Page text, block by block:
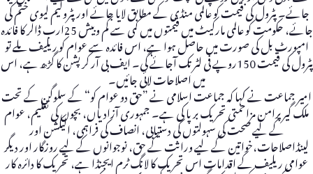
جائے۔ پٹرول کی قیمت کو عالمی منڈی کے مطابق لایا جائے اور پٹرولیم لیوی ختم کی
جائے، حکومت کو عالمی مارکیٹ میں قیمتوں میں کمی سے کم وبیش 25ارب ڈالر کا فائدہ
امپورٹ بل کی صورت میں حاصل ہوا ہے، اس فائدہ سے عوام کو ریلیف ملے تو
پٹرول کی قیمت 150روپے فی لٹر تک آجائے گی۔ ایف بی آر کرپشن کا گڑھ ہے، اس
میں اصلاحات لائی جائیں۔
امیر جماعت نے کہا کہ جماعت اسلامی نے ”حق دو عوام کو“ کے سلوگن کے تحت
ملک گیر پرامن مزاحمتی تحریک برپا کی ہے۔ جمہوری آزادیاں، بچوں کی تعلیم، عوام
کے لیے صحت کی سہولتوں کی دستیابی، انصاف کی فراہمی، الیکشن اور
لینڈاصلاحات،خواتین کے لیے وراثت کے حق، نوجوانوں کے لیے روزگار اور دیگر
عوامی ریلیف کے اقدامات اس تحریک کا لانگ ٹرم ایجنڈا ہے، تحریک کا دائرہ کار